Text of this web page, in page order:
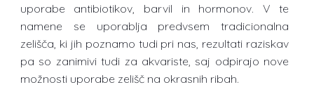
uporabe antibiotikov, barvil in hormonov. V te
namene se uporablja predvsem tradicionalna
zelišča, ki jih poznamo tudi pri nas, rezultati raziskav
pa so zanimivi tudi za akvariste, saj odpirajo nove
možnosti uporabe zelišč na okrasnih ribah.